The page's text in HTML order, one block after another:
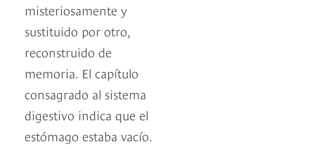
misteriosamente y
sustituido por otro,
reconstruido de
memoria. El capítulo
consagrado al sistema
digestivo indica que el
estómago estaba vacío.